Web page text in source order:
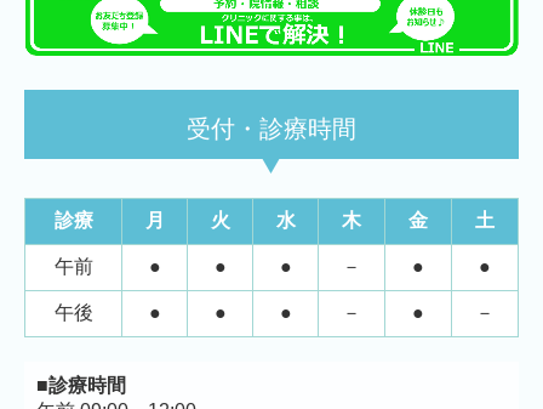
受付・診療時間
診療 月 火 水 木 金 土
午前 ● ● ● － ● ●
午後 ● ● ● － ● －
■診療時間